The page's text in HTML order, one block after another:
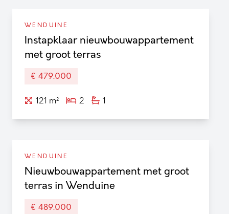
WENDUINE
Instapklaar nieuwbouwappartement
met groot terras
€ 479.000
121 m² 2 1
WENDUINE
Nieuwbouwappartement met groot
terras in Wenduine
€ 489.000